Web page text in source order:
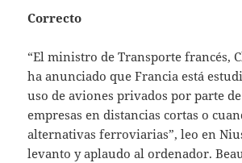
Correcto
“El ministro de Transporte francés,
ha anunciado que Francia está
uso de aviones privados por parte
empresas en distancias cortas o
alternativas ferroviarias”, leo en
levanto y aplaudo al ordenador.